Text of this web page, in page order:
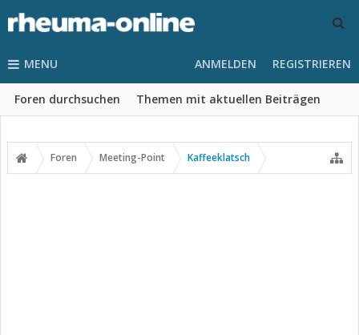
MENU
Foren durchsuchen Themen mit aktuellen Beiträgen
ANMELDEN REGISTRIEREN
Foren Meeting-Point Kaffeeklatsch